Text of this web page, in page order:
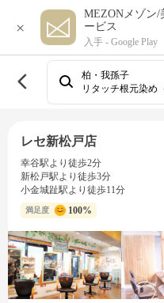
×
MEZONメゾン/
ービス
入手 - Google Play
柏・我孫子
レセ新松戸店
幸谷駅より徒歩2分
新松戸駅より徒歩3分
小金城趾駅より徒歩11分
満足度 100%